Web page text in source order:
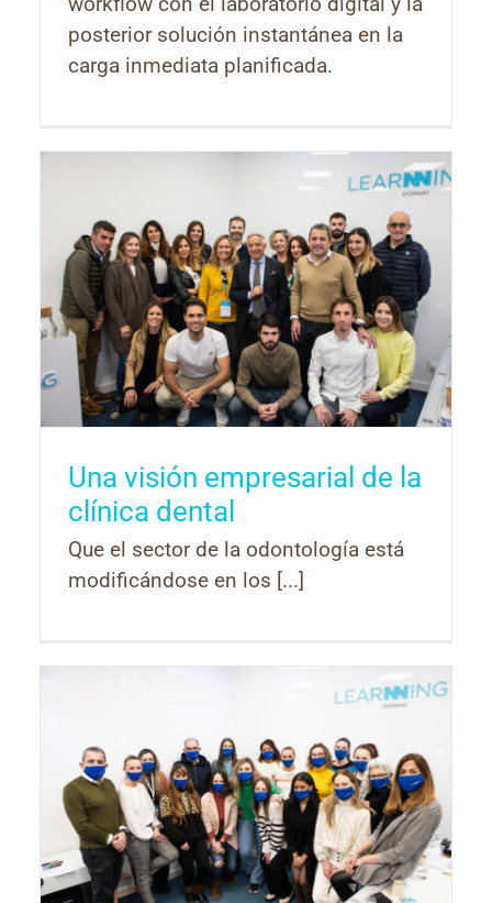
posterior solución instantánea en la
carga inmediata planificada.
Una visión empresarial de la
clínica dental
Que el sector de la odontología está
modificándose en los [...]